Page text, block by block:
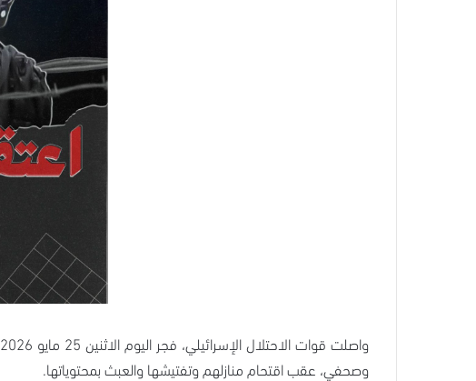
وصحفي، عقب اقتحام منازلهم وتفتيشها والعبث بمحتوياتها.